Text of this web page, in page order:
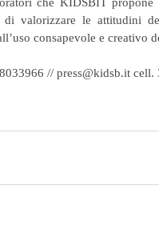
valorizzare le attitudini
consapevole e creativo
// press@kidsb.it